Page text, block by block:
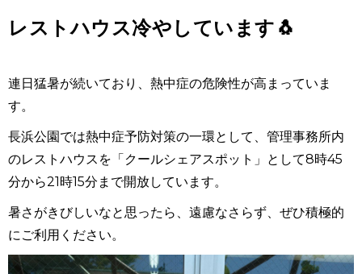
レストハウス冷やしています🐧
連日猛暑が続いており、熱中症の危険性が高まっていま
す。
長浜公園では熱中症予防対策の一環として、管理事務所内
のレストハウスを「クールシェアスポット」として8時45
分から21時15分まで開放しています。
暑さがきびしいなと思ったら、遠慮なさらず、ぜひ積極的
にご利用ください。